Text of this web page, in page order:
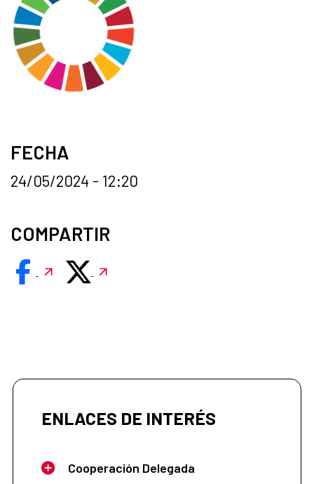
FECHA
24/05/2024 - 12:20
COMPARTIR
ENLACES DE INTERÉS
Cooperación Delegada